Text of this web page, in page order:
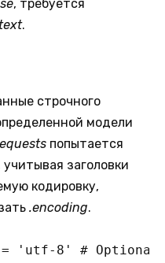
, требуется
.
строчного
модели
попытается
заголовки
кодировку,
.encoding.
= 'utf-8' #